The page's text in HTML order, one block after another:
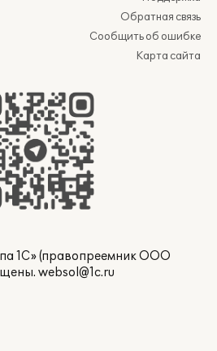
Обратная связь
Сообщить об ошибке
Карта сайта
1С» (правопреемник ООО
websol@1c.ru